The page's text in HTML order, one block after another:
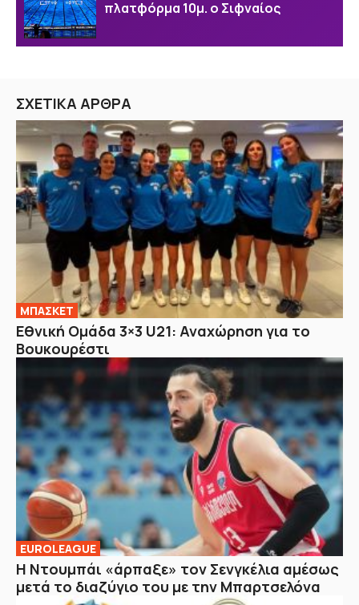
πλατφόρμα 10μ. ο Σιφναίος
ΣΧΕΤΙΚΑ ΑΡΘΡΑ
ΜΠΑΣΚΕΤ
Εθνική Ομάδα 3×3 U21: Αναχώρηση για το
Βουκουρέστι
EUROLEAGUE
Η Ντουμπάι «άρπαξε» τον Σενγκέλια αμέσως
μετά το διαζύγιο του με την Μπαρτσελόνα